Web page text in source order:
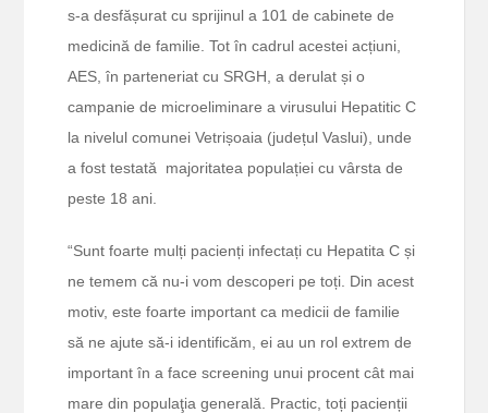
s-a desfășurat cu sprijinul a 101 de cabinete de
medicină de familie. Tot în cadrul acestei acțiuni,
AES, în parteneriat cu SRGH, a derulat și o
campanie de microeliminare a virusului Hepatitic C
la nivelul comunei Vetrișoaia (județul Vaslui), unde
a fost testată majoritatea populației cu vârsta de
peste 18 ani.
“Sunt foarte mulți pacienți infectați cu Hepatita C și
ne temem că nu-i vom descoperi pe toți. Din acest
motiv, este foarte important ca medicii de familie
să ne ajute să-i identificăm, ei au un rol extrem de
important în a face screening unui procent cât mai
mare din populaţia generală. Practic, toți pacienții